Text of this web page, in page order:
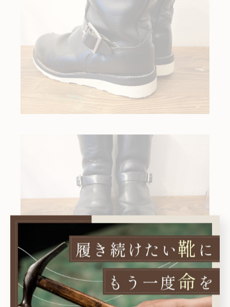
思い切ってイメチェンされたい方トライしてみては
いかがでしょうか？